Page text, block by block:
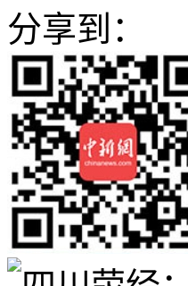
分享到：